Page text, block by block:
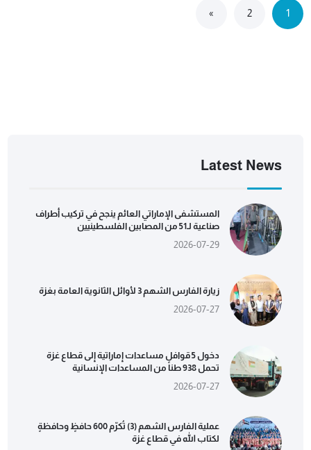
1
2
»
Latest News
المستشفى الإماراتي العائم ينجح في تركيب أطراف
صناعية لـ51 من المصابين الفلسطينيين
2026-07-29
زيارة الفارس الشهم 3 لأوائل الثانوية العامة بغزة
2026-07-27
دخول 5 قوافل مساعدات إماراتية إلى قطاع غزة
تحمل 938 طناً من المساعدات الإنسانية
2026-07-27
عملية الفارس الشهم (3) تُكرّم 600 حافظٍ وحافظةٍ
لكتاب الله في قطاع غزة